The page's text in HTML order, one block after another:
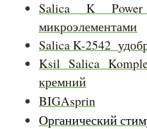
Salica K
микроэлементами
Salica K-2542
Ksil Salica
кремний
BIGAsprin
Органический